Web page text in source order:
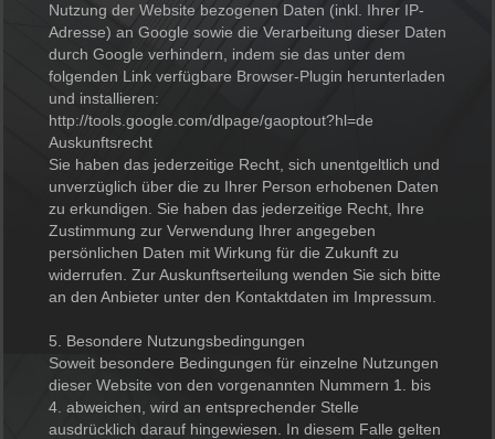
Nutzung der Website bezogenen Daten (inkl. Ihrer IP-
Adresse) an Google sowie die Verarbeitung dieser Daten
durch Google verhindern, indem sie das unter dem
folgenden Link verfügbare Browser-Plugin herunterladen
und installieren:
http://tools.google.com/dlpage/gaoptout?hl=de
Auskunftsrecht
Sie haben das jederzeitige Recht, sich unentgeltlich und
unverzüglich über die zu Ihrer Person erhobenen Daten
zu erkundigen. Sie haben das jederzeitige Recht, Ihre
Zustimmung zur Verwendung Ihrer angegeben
persönlichen Daten mit Wirkung für die Zukunft zu
widerrufen. Zur Auskunftserteilung wenden Sie sich bitte
an den Anbieter unter den Kontaktdaten im Impressum.
5. Besondere Nutzungsbedingungen
Soweit besondere Bedingungen für einzelne Nutzungen
dieser Website von den vorgenannten Nummern 1. bis
4. abweichen, wird an entsprechender Stelle
ausdrücklich darauf hingewiesen. In diesem Falle gelten